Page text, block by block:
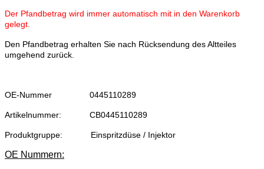
Der Pfandbetrag wird immer automatisch mit in den Warenkorb
gelegt.
Den Pfandbetrag erhalten Sie nach Rücksendung des Altteiles
umgehend zurück.
OE-Nummer 0445110289
Artikelnummer: CB0445110289
Produktgruppe: Einspritzdüse / Injektor
OE Nummern: